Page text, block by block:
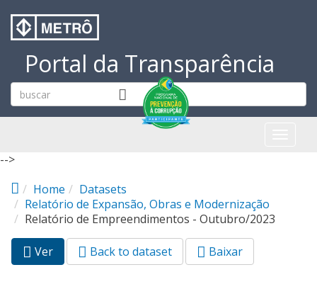
Portal da Transparência
-->
Home
Datasets
Relatório de Expansão, Obras e Modernização
Relatório de Empreendimentos - Outubro/2023
Abas primárias
Ver
ativa)
Back to dataset Baixar